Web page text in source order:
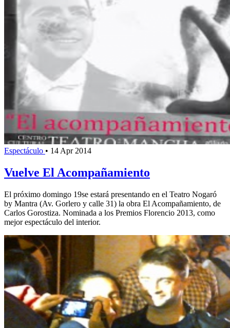
Espectáculo • 14 Apr 2014
Vuelve El Acompañamiento
El próximo domingo 19se estará presentando en el Teatro Nogaró
by Mantra (Av. Gorlero y calle 31) la obra El Acompañamiento, de
Carlos Gorostiza. Nominada a los Premios Florencio 2013, como
mejor espectáculo del interior.